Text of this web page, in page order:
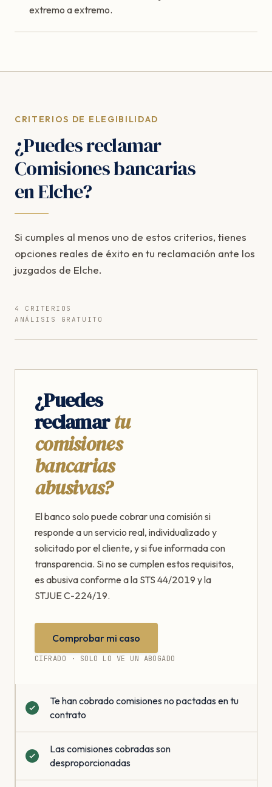
extremo a extremo.
CRITERIOS DE ELEGIBILIDAD
¿Puedes reclamar
Comisiones bancarias
en Elche?
Si cumples al menos uno de estos criterios, tienes
opciones reales de éxito en tu reclamación ante los
juzgados de Elche.
4 CRITERIOS
ANÁLISIS GRATUITO
¿Puedes
reclamartu
comisiones
bancarias
abusivas?
El banco solo puede cobrar una comisión si
responde a un servicio real, individualizado y
solicitado por el cliente, y si fue informada con
transparencia. Si no se cumplen estos requisitos,
es abusiva conforme a la STS 44/2019 y la
STJUE C-224/19.
Comprobar mi caso
CIFRADO · SOLO LO VE UN ABOGADO
Te han cobrado comisiones no pactadas en tu
contrato
Las comisiones cobradas son
desproporcionadas